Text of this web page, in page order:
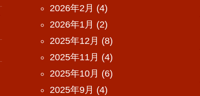
2026年2月 (4)
2026年1月 (2)
2025年12月 (8)
2025年11月 (4)
2025年10月 (6)
2025年9月 (4)